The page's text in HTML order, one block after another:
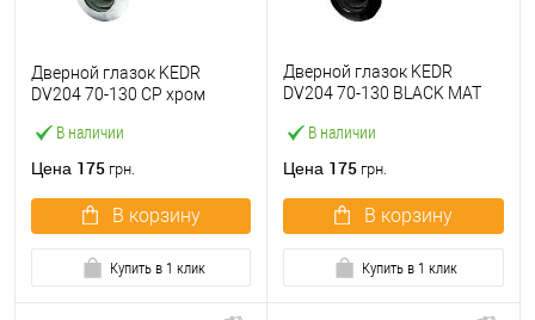
В наличии
Дверной глазок KEDR
DV204 70-130 СP хром
Цена 175 грн.
В корзину
Купить в 1 клик
В наличии
Дверной глазок KEDR
DV204 70-130 BLACK MAT
Цена 175 грн.
В корзину
Купить в 1 клик